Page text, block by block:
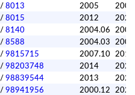
/8013 2005
/8015 2012
/8140 2004.06
/8588 2004.03
/9815715 2007.10
/98203748 2014
/98839544 2013
/98941956 2000.12